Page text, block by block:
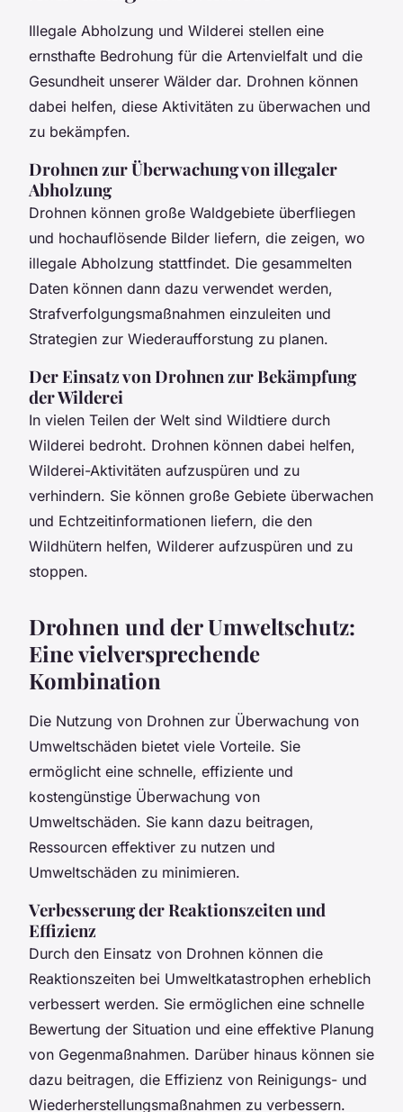
Illegale Abholzung und Wilderei stellen eine
ernsthafte Bedrohung für die Artenvielfalt und die
Gesundheit unserer Wälder dar. Drohnen können
dabei helfen, diese Aktivitäten zu überwachen und
zu bekämpfen.
Drohnen zur Überwachung von illegaler
Abholzung
Drohnen können große Waldgebiete überfliegen
und hochauflösende Bilder liefern, die zeigen, wo
illegale Abholzung stattfindet. Die gesammelten
Daten können dann dazu verwendet werden,
Strafverfolgungsmaßnahmen einzuleiten und
Strategien zur Wiederaufforstung zu planen.
Der Einsatz von Drohnen zur Bekämpfung
der Wilderei
In vielen Teilen der Welt sind Wildtiere durch
Wilderei bedroht. Drohnen können dabei helfen,
Wilderei-Aktivitäten aufzuspüren und zu
verhindern. Sie können große Gebiete überwachen
und Echtzeitinformationen liefern, die den
Wildhütern helfen, Wilderer aufzuspüren und zu
stoppen.
Drohnen und der Umweltschutz:
Eine vielversprechende
Kombination
Die Nutzung von Drohnen zur Überwachung von
Umweltschäden bietet viele Vorteile. Sie
ermöglicht eine schnelle, effiziente und
kostengünstige Überwachung von
Umweltschäden. Sie kann dazu beitragen,
Ressourcen effektiver zu nutzen und
Umweltschäden zu minimieren.
Verbesserung der Reaktionszeiten und
Effizienz
Durch den Einsatz von Drohnen können die
Reaktionszeiten bei Umweltkatastrophen erheblich
verbessert werden. Sie ermöglichen eine schnelle
Bewertung der Situation und eine effektive Planung
von Gegenmaßnahmen. Darüber hinaus können sie
dazu beitragen, die Effizienz von Reinigungs- und
Wiederherstellungsmaßnahmen zu verbessern.